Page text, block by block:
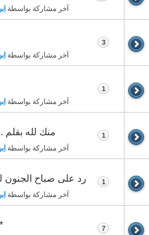
آخر مشاركة بواسطة
آخر مشاركة بواسطة
3
آخر مشاركة بواسطة
1
منك لله بقلم
آخر مشاركة بواسطة
1
رد على صباح
آخر مشاركة بواسطة
1
7